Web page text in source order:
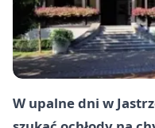
W upalne dni w